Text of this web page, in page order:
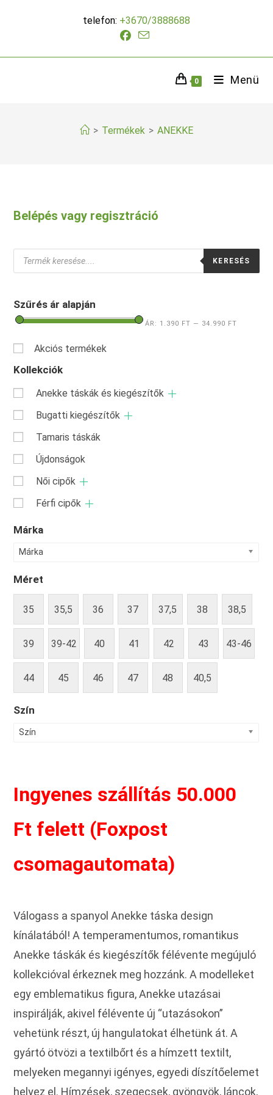
telefon: +3670/3888688
0 Menü
> Termékek > ANEKKE
Belépés vagy regisztráció
Products
search
KERESÉS
Szűrés ár alapján
ÁR: 1.390 FT — 34.990 FT
Akciós termékek
Kollekciók
Anekke táskák és kiegészítők
Bugatti kiegészítők
Tamaris táskák
Újdonságok
Női cipők
Férfi cipők
Márka
Márka
Méret
35 35,5 36 37 37,5 38 38,5
39 39-42 40 41 42 43 43-46
44 45 46 47 48 40,5
Szín
Szín
Ingyenes szállítás 50.000
Ft felett (Foxpost
csomagautomata)
Válogass a spanyol Anekke táska design
kínálatából! A temperamentumos, romantikus
Anekke táskák és kiegészítők félévente megújuló
kollekcióval érkeznek meg hozzánk. A modelleket
egy emblematikus figura, Anekke utazásai
inspirálják, akivel félévente új “utazásokon”
vehetünk részt, új hangulatokat élhetünk át. A
gyártó ötvözi a textilbőrt és a hímzett textilt,
melyeken megannyi igényes, egyedi díszítőelemet
helyez el. Hímzések, szegecsek, gyöngyök, láncok,